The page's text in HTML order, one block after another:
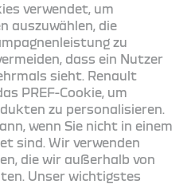
verwendet, um
auszuwählen, die
zu
dass ein Nutzer
sieht. Renault
PREF-Cookie, um
zu personalisieren.
wenn Sie nicht in einem
sind. Wir verwenden
die wir außerhalb von
Unser wichtigstes